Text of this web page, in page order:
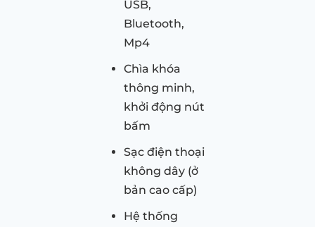
USB,
Bluetooth,
Mp4
Chìa khóa
thông minh,
khởi động nút
bấm
Sạc điện thoại
không dây (ở
bản cao cấp)
Hệ thống